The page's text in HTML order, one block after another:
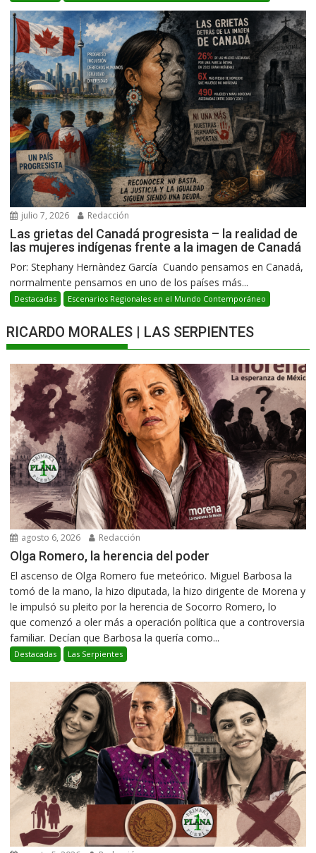
julio 7, 2026 Redacción
Las grietas del Canadá progresista – la realidad de
las mujeres indígenas frente a la imagen de Canadá
Por: Stephany Hernàndez García Cuando pensamos en Canadá,
normalmente pensamos en uno de los países más...
Destacadas Escenarios Regionales en el Mundo Contemporáneo
RICARDO MORALES | LAS SERPIENTES
agosto 6, 2026 Redacción
Olga Romero, la herencia del poder
El ascenso de Olga Romero fue meteórico. Miguel Barbosa la
tomó de la mano, la hizo diputada, la hizo dirigente de Morena y
le impulsó su pleito por la herencia de Socorro Romero, lo
que comenzó a oler más a operación política que a controversia
familiar. Decían que Barbosa la quería como...
Destacadas Las Serpientes